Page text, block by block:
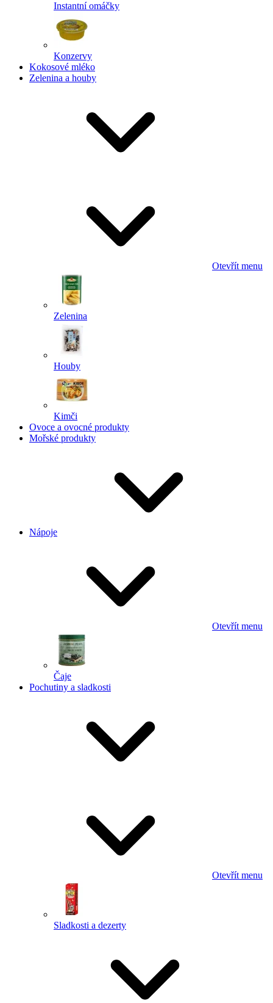
Instantní omáčky
Konzervy
Kokosové mléko
Zelenina a houby
Otevřít menu
Zelenina
Houby
Kimči
Ovoce a ovocné produkty
Mořské produkty
Nápoje
Otevřít menu
Čaje
Pochutiny a sladkosti
Otevřít menu
Sladkosti a dezerty